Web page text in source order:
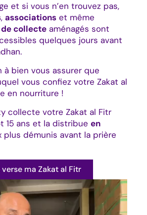
et si vous n’en trouvez pas,
, associations et même
collecte aménagés sont
quelques jours avant
à bien vous assurer que
vous confiez votre Zakat al
en nourriture !
collecte votre Zakat al Fitr
15 ans et la distribue en
plus démunis avant la prière
verse ma Zakat al Fitr